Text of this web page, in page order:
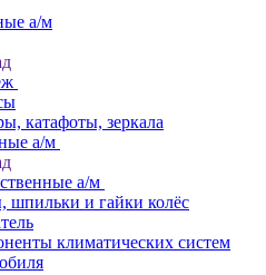
а/м
катафоты, зеркала
а/м
а/м
шпильки и гайки колёс
климатических систем